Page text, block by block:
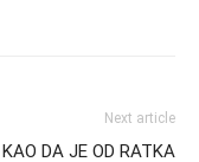
Next article
KAO DA JE OD RATKA